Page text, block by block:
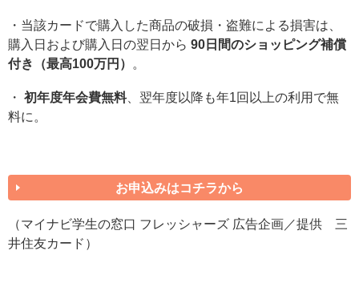
・当該カードで購入した商品の破損・盗難による損害は、
購入日および購入日の翌日から 90日間のショッピング補償
付き（最高100万円）
。
・ 初年度年会費無料、翌年度以降も年1回以上の利用で無
料に。
お申込みはコチラから
（マイナビ学生の窓口 フレッシャーズ 広告企画／提供 三
井住友カード）